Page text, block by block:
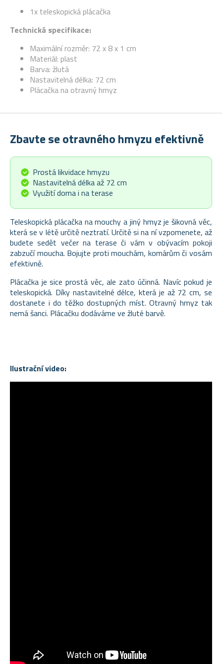
1x teleskopická plácačka
Technická specifikace:
Maximální rozměr: 72 x 8 x 1 cm
Materiál: plast
Barva: žlutá
Nastavitelná délka: 72 cm
Plácačka na otravný hmyz
Zbavte se otravného hmyzu efektivně
Prostá likvidace hmyzu
Nastavitelná délka až 72 cm
Využití doma i na terase
Teleskopická plácačka na mouchy a jiný hmyz je šikovná věc,
která se v létě určitě neztratí. Určitě si na ní vzpomenete, až
budete sedět večer na terase či vám v obývacím pokoji
zabzučí moucha. Bojujte proti mouchám, komárům či vosám
efektivně.
Plácačka je sice prostá věc, ale zato účinná. Navíc pokud je
teleskopická. Díky nastavitelné délce, která je až 72 cm, se
dostanete i do těžko dostupných míst. Otravný hmyz tak
nemá šanci. Plácačku dodáváme ve žluté barvě.
Ilustrační video: